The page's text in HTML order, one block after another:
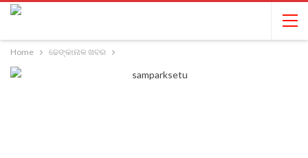
Home ଢେଙ୍କାନାଳ ଖବର